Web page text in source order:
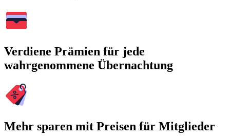
Verdiene Prämien für jede
wahrgenommene Übernachtung
Mehr sparen mit Preisen für Mitglieder